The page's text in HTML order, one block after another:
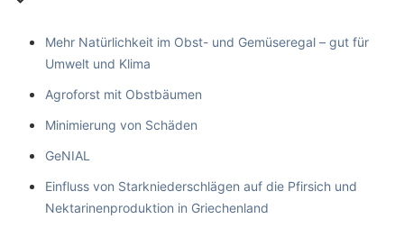
Mehr Natürlichkeit im Obst- und Gemüseregal – gut für
Umwelt und Klima
Agroforst mit Obstbäumen
Minimierung von Schäden
GeNIAL
Einfluss von Starkniederschlägen auf die Pfirsich und
Nektarinenproduktion in Griechenland